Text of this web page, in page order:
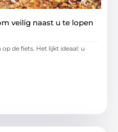
veilig naast u te lopen
de fiets. Het lijkt ideaal: u